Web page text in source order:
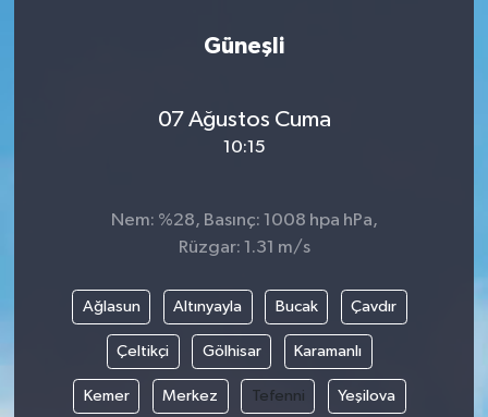
Güneşli
07 Ağustos Cuma
10:15
Nem: %28, Basınç: 1008 hpa hPa,
Rüzgar: 1.31 m/s
Ağlasun Altınyayla Bucak Çavdır
Çeltikçi Gölhisar Karamanlı
Kemer Merkez Tefenni Yeşilova